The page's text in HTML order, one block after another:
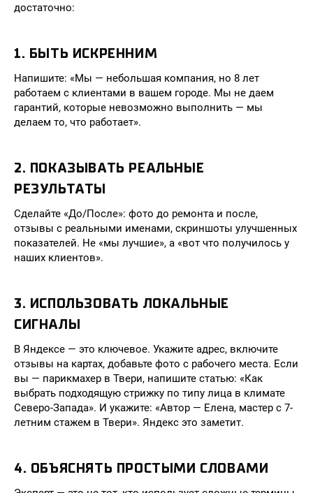
достаточно:
1. БЫТЬ ИСКРЕННИМ
Напишите: «Мы — небольшая компания, но 8 лет
работаем с клиентами в вашем городе. Мы не даем
гарантий, которые невозможно выполнить — мы
делаем то, что работает».
2. ПОКАЗЫВАТЬ РЕАЛЬНЫЕ
РЕЗУЛЬТАТЫ
Сделайте «До/После»: фото до ремонта и после,
отзывы с реальными именами, скриншоты улучшенных
показателей. Не «мы лучшие», а «вот что получилось у
наших клиентов».
3. ИСПОЛЬЗОВАТЬ ЛОКАЛЬНЫЕ
СИГНАЛЫ
В Яндексе — это ключевое. Укажите адрес, включите
отзывы на картах, добавьте фото с рабочего места. Если
вы — парикмахер в Твери, напишите статью: «Как
выбрать подходящую стрижку по типу лица в климате
Северо-Запада». И укажите: «Автор — Елена, мастер с 7-
летним стажем в Твери». Яндекс это заметит.
4. ОБЪЯСНЯТЬ ПРОСТЫМИ СЛОВАМИ